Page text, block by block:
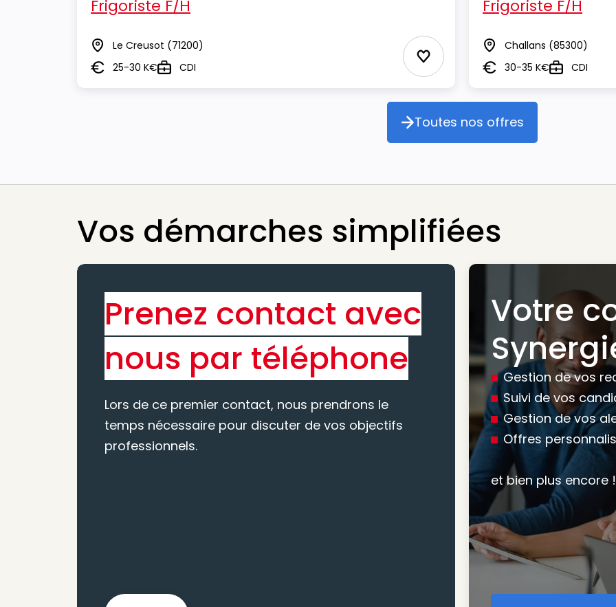
Frigoriste F/H
Lieu Le Creusot (71200)
Salaire25-30 K€TypeCDI Ajouter aux Favoris
Frigoriste F/H
Lieu Challans (85300)
Salaire30-35 K€TypeCDI
Toutes nos offres
Toutes nos offres
Vos démarches simplifiées
Prenez contact avec
nous par téléphone
Lors de ce premier contact, nous prendrons le
temps nécessaire pour discuter de vos objectifs
professionnels.
Nous vous
votre recherche,
mesure pour
atteindre vos
Votre
Gestion de vos
Suivi de vos
Gestion de vos
Offres
et bien plus encore !